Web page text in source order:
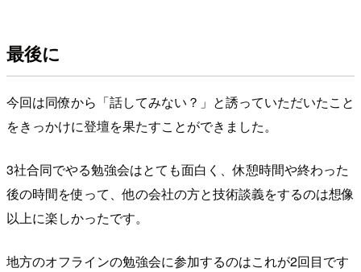
最後に
今回は同僚から「話してみない？」と誘っていただいたこと
をきっかけに登壇を果たすことができました。
3社合同でやる勉強会はとても面白く、休憩時間や終わった
後の時間を使って、他の会社の方と技術談義をするのは想像
以上に楽しかったです。
地方のオフラインの勉強会に参加するのはこれが2回目です